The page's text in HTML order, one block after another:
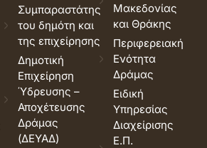
Συμπαραστάτης
του δημότη και
της επιχείρησης
Δημοτική
Επιχείρηση
Ύδρευσης –
Αποχέτευσης
Δράμας
(ΔΕΥΑΔ)
Μακεδονίας
και Θράκης
Περιφερειακή
Ενότητα
Δράμας
Ειδική
Υπηρεσίας
Διαχείρισης
Ε.Π.